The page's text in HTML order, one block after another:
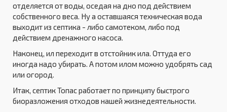
отделяется от воды, оседая на дно под действием
собственного веса. Ну а оставшаяся техническая вода
выходит из септика - либо самотеком, либо под
действием дренажного насоса.
Наконец, ил переходит в отстойник ила. Оттуда его
иногда надо убирать. А потом илом можно удобрять сад
или огород.
Итак, септик Топас работает по принципу быстрого
биоразложения отходов нашей жизнедеятельности.